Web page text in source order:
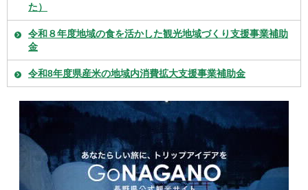
た）
令和８年度地域の食を活かした観光地域づくり支援事業補助
金
令和8年度県産米の地域内消費拡大支援事業補助金